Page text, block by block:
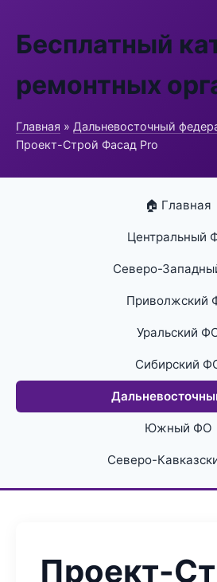
Бесплатный
ремонтных
Главная » Дальневосточный
Проект-Строй Фасад Pro
🏠 Главная
Центральный
Северо-
Приволжский
Уральский
Сибирский
Южный ФО
Северо-
Проект-